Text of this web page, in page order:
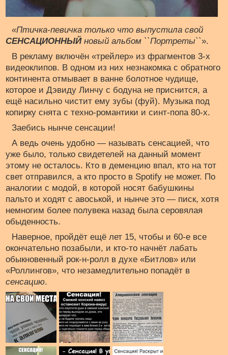
«Птичка-певичка только что выпустила свой
СЕНСАЦИОННЫЙновый альбом ``Портреты``».
В рекламу включён «трейлер» из фрагментов 3-х
видеоклипов. В одном из них незнакомка с обратного
континента отмывает в ванне болотное чудище,
которое и Дэвиду Линчу с бодуна не приснится, а
ещё насильно чистит ему зубы (фуй). Музыка под
копирку снята с техно-романтики и синт-попа 80-х.
Заебись нынче сенсации!
А ведь очень удобно — называть сенсацией, что
уже было, только свидетелей на данный момент
этому не осталось. Кто в деменцию впал, кто на тот
свет отправился, а кто просто в Spotify не может. По
аналогии с модой, в которой носят бабушкины
пальто и ходят с авоськой, и нынче это — писк, хотя
немногим более полувека назад была серовялая
обыденность.
Наверное, пройдёт ещё лет 15, чтобы и 60-е все
окончательно позабыли, и кто-то начнёт лабать
обыкновенный рок-н-ролл в духе «Битлов» или
«Роллингов», что незамедлительно попадёт в
сенсацию.